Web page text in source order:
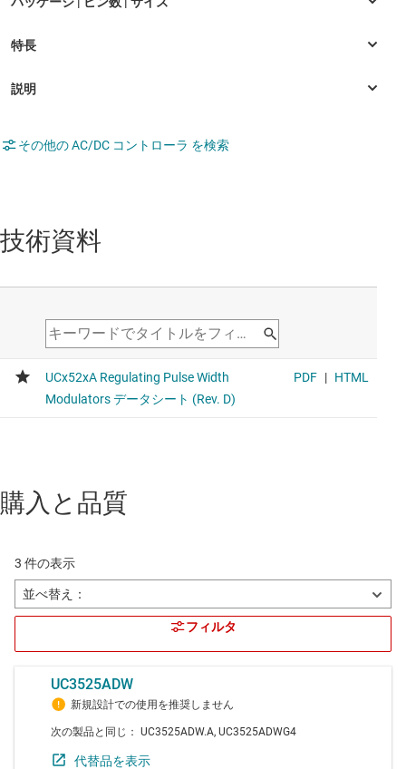
その他の AC/DC コントローラ を検索
技術資料
購入と品質